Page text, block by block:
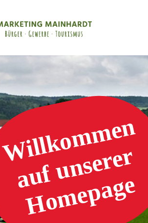
Willkommen
auf unserer
Homepage